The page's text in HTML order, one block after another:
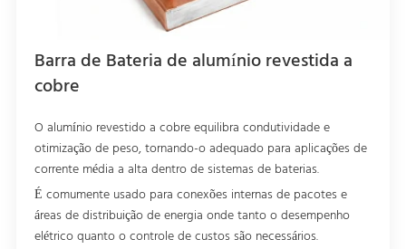
Barra de Bateria de alumínio revestida a
cobre
O alumínio revestido a cobre equilibra condutividade e
otimização de peso, tornando-o adequado para aplicações de
corrente média a alta dentro de sistemas de baterias.
É comumente usado para conexões internas de pacotes e
áreas de distribuição de energia onde tanto o desempenho
elétrico quanto o controle de custos são necessários.